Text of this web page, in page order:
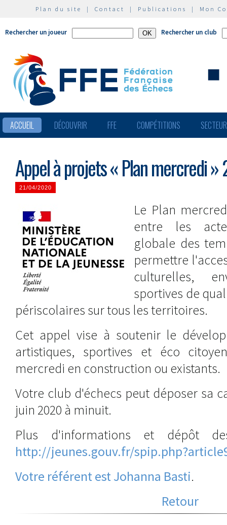
Plan du site | Contact | Publications | Mon
Rechercher un joueur Rechercher un club
ACCUEIL DÉCOUVRIR FFE COMPÉTITIONS
Appel à projets « Plan mercredi »
21/04/2020
Le Plan
entre les
globale des
permettre
culturelles,
sportives de
périscolaires sur tous les territoires.
Cet appel vise à soutenir le
artistiques, sportives et éco
mercredi en construction ou existants.
Votre club d'échecs peut déposer sa
juin 2020 à minuit.
Plus d'informations et dépôt
http://jeunes.gouv.fr/
Votre référent est Johanna Basti.
Retour